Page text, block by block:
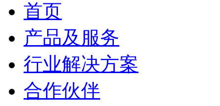
首页
产品及服务
行业解决方案
合作伙伴